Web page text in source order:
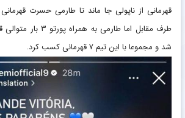
قهرمانی از ناپولی جا ماند تا طارمی حسرت
طرف مقابل اما طارمی
شد و مجموعا با این تیم ۷ قهرمانی کسب کرد.